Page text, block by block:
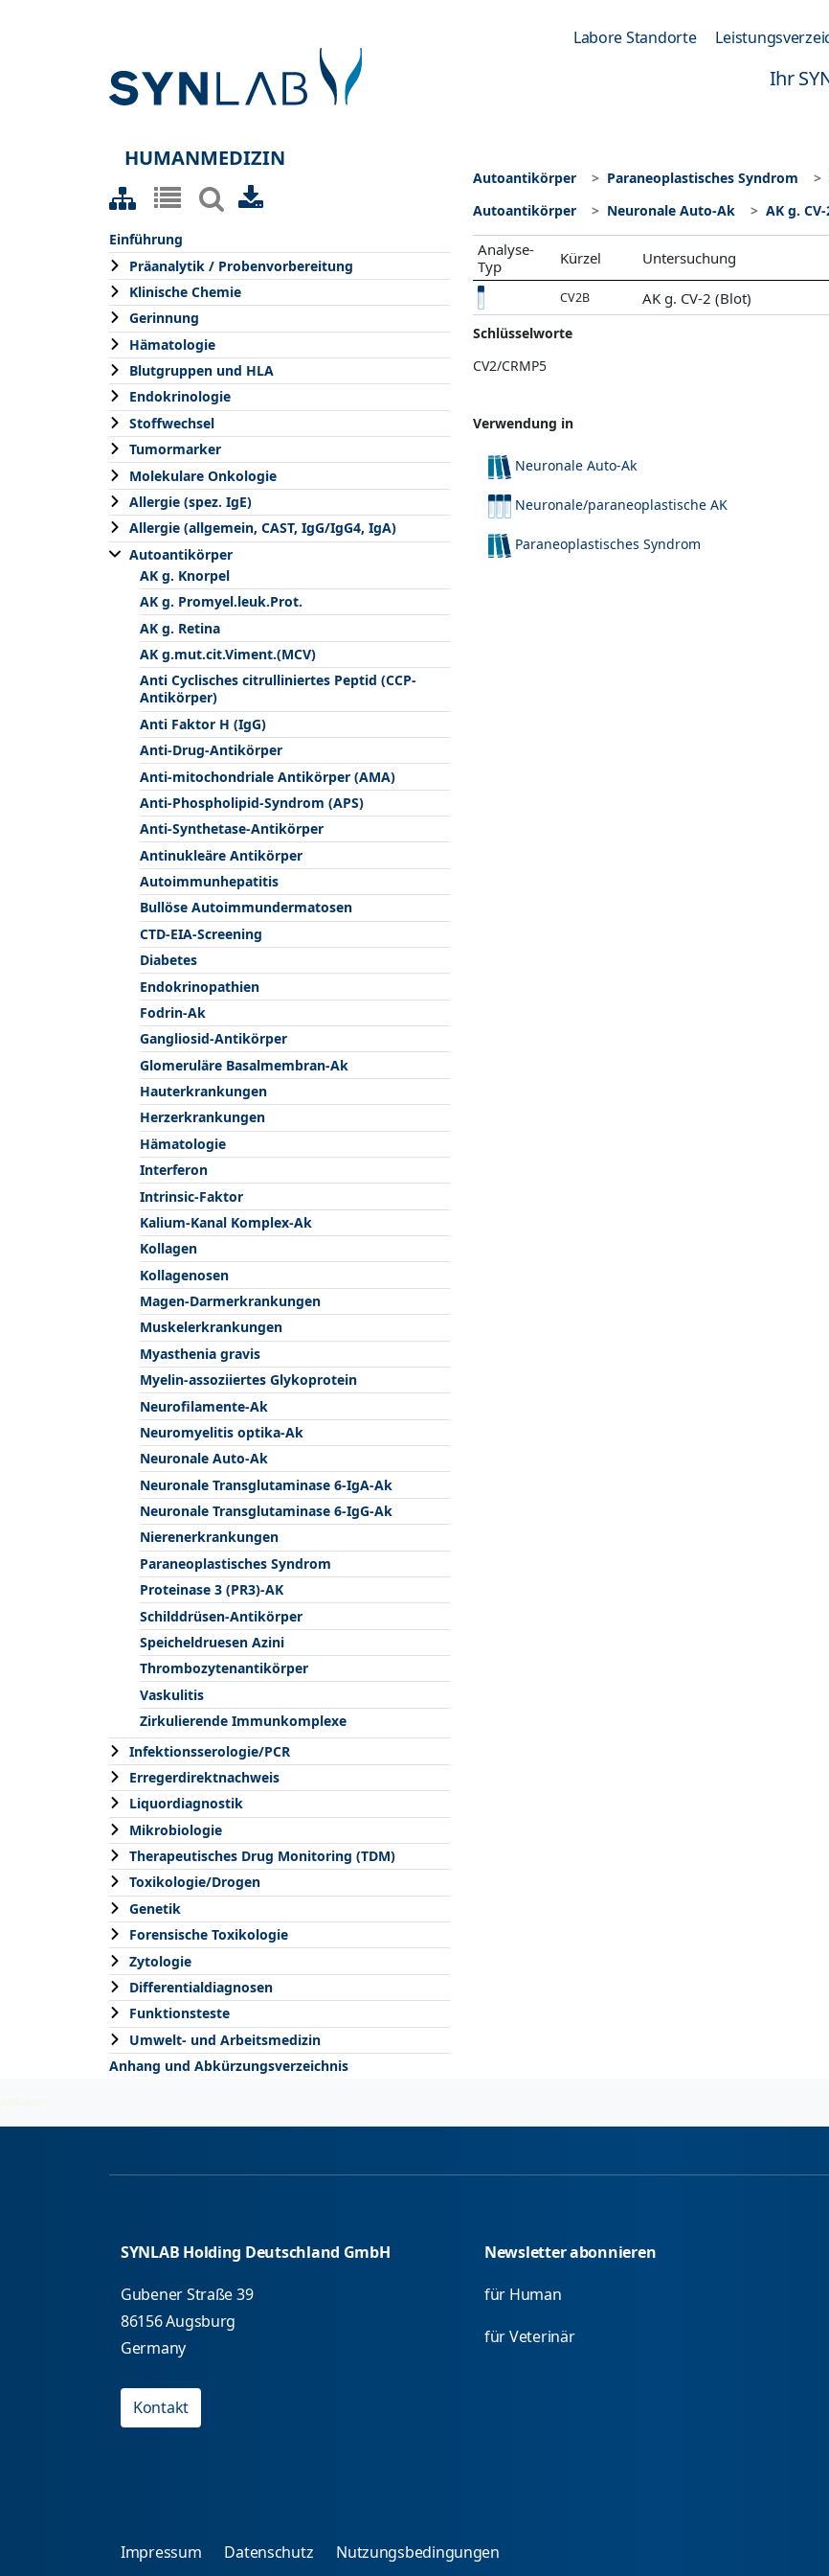
Labore Standorte
Ihr
HUMANMEDIZIN
Einführung
Präanalytik / Probenvorbereitung
Klinische Chemie
Gerinnung
Hämatologie
Blutgruppen und HLA
Endokrinologie
Stoffwechsel
Tumormarker
Molekulare Onkologie
Allergie (spez. IgE)
Allergie (allgemein, CAST, IgG/IgG4, IgA)
Autoantikörper
AK g. Knorpel
AK g. Promyel.leuk.Prot.
AK g. Retina
AK g.mut.cit.Viment.(MCV)
Anti Cyclisches citrulliniertes Peptid (CCP-
Antikörper)
Anti Faktor H (IgG)
Anti-Drug-Antikörper
Anti-mitochondriale Antikörper (AMA)
Anti-Phospholipid-Syndrom (APS)
Anti-Synthetase-Antikörper
Antinukleäre Antikörper
Autoimmunhepatitis
Bullöse Autoimmundermatosen
CTD-EIA-Screening
Diabetes
Endokrinopathien
Fodrin-Ak
Gangliosid-Antikörper
Glomeruläre Basalmembran-Ak
Hauterkrankungen
Herzerkrankungen
Hämatologie
Interferon
Intrinsic-Faktor
Kalium-Kanal Komplex-Ak
Kollagen
Kollagenosen
Magen-Darmerkrankungen
Muskelerkrankungen
Myasthenia gravis
Myelin-assoziiertes Glykoprotein
Neurofilamente-Ak
Neuromyelitis optika-Ak
Neuronale Auto-Ak
Neuronale Transglutaminase 6-IgA-Ak
Neuronale Transglutaminase 6-IgG-Ak
Nierenerkrankungen
Paraneoplastisches Syndrom
Proteinase 3 (PR3)-AK
Schilddrüsen-Antikörper
Speicheldruesen Azini
Thrombozytenantikörper
Vaskulitis
Zirkulierende Immunkomplexe
Infektionsserologie/PCR
Erregerdirektnachweis
Liquordiagnostik
Mikrobiologie
Therapeutisches Drug Monitoring (TDM)
Toxikologie/Drogen
Genetik
Forensische Toxikologie
Zytologie
Differentialdiagnosen
Funktionsteste
Umwelt- und Arbeitsmedizin
Anhang und Abkürzungsverzeichnis
Autoantikörper Paraneoplastisches Syndrom
Autoantikörper
Neuronale Auto-Ak AK g.
Analyse-
Typ
Kürzel Untersuchung
CV2B AK g. CV-2 (Blot)
Schlüsselworte
CV2/CRMP5
Verwendung in
Neuronale Auto-Ak
Neuronale/paraneoplastische AK
Paraneoplastisches Syndrom
2026-08-07
SYNLAB Holding Deutschland GmbH
Gubener Straße 39
86156 Augsburg
Germany
Kontakt
Newsletter abonnieren
für Human
für Veterinär
Impressum Datenschutz Nutzungsbedingungen